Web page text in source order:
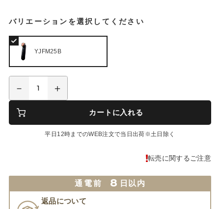
バリエーションを選択してください
YJFM25B
カートに入れる
平日12時までのWEB注文で当日出荷※土日除く
転売に関するご注意
通電前 8 日以内
返品について